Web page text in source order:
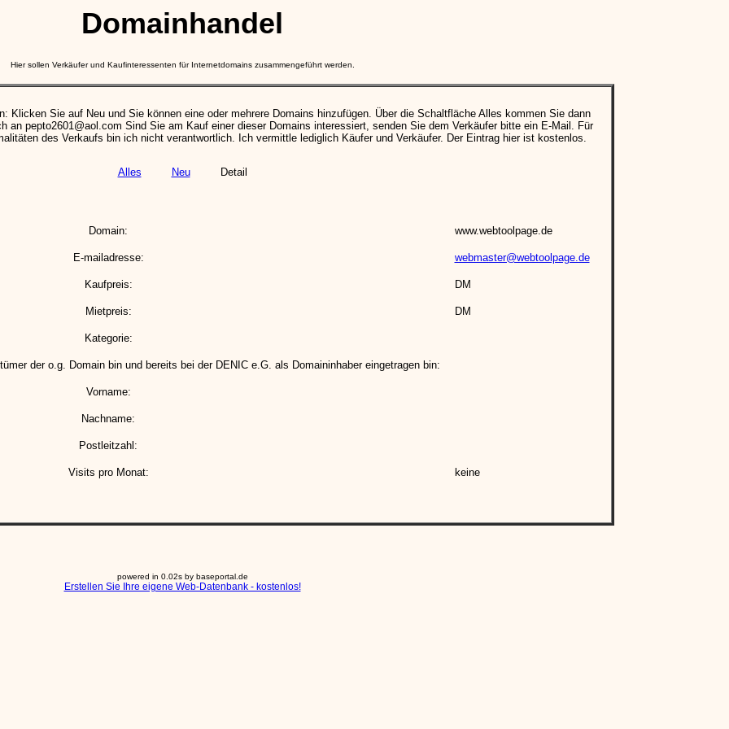
Domainhandel
Hier sollen Verkäufer und Kaufinteressenten für Internetdomains zusammengeführt werden.
Klicken Sie auf Neu und Sie können eine oder mehrere Domains hinzufügen. Über die Schaltfläche Alles kommen Sie dann
an pepto2601@aol.com Sind Sie am Kauf einer dieser Domains interessiert, senden Sie dem Verkäufer bitte ein E-Mail. Für
des Verkaufs bin ich nicht verantwortlich. Ich vermittle lediglich Käufer und Verkäufer. Der Eintrag hier ist kostenlos.
Alles Neu Detail
Domain: www.webtoolpage.de
E-mailadresse: webmaster@webtoolpage.de
Kaufpreis: DM
Mietpreis: DM
Kategorie:
der o.g. Domain bin und bereits bei der DENIC e.G. als Domaininhaber eingetragen bin:
Vorname:
Nachname:
Postleitzahl:
Visits pro Monat: keine
powered in 0.02s by baseportal.de
Erstellen Sie Ihre eigene Web-Datenbank - kostenlos!